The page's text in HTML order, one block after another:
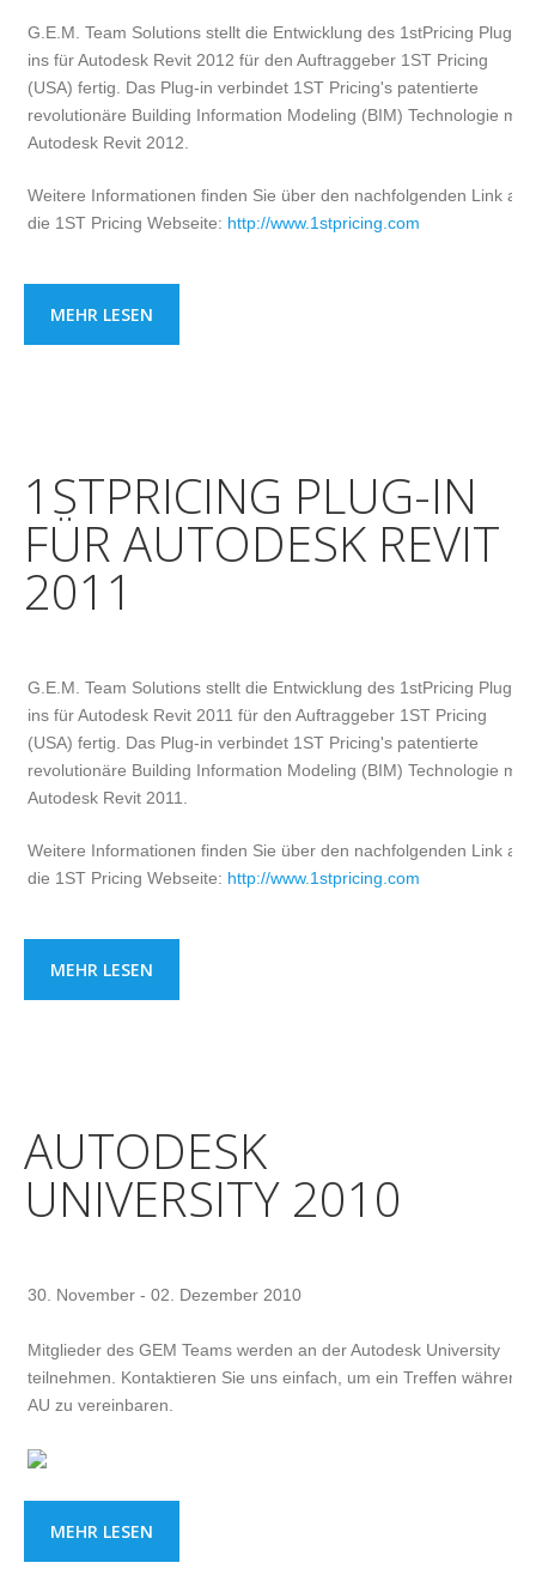
G.E.M. Team Solutions stellt die Entwicklung des 1stPricing Plug-
ins für Autodesk Revit 2012 für den Auftraggeber 1ST Pricing
(USA) fertig. Das Plug-in verbindet 1ST Pricing's patentierte
revolutionäre Building Information Modeling (BIM) Technologie mit
Autodesk Revit 2012.
Weitere Informationen finden Sie über den nachfolgenden Link auf
die 1ST Pricing Webseite: http://www.1stpricing.com
MEHR LESEN
1STPRICING PLUG-IN
FÜR AUTODESK REVIT
2011
G.E.M. Team Solutions stellt die Entwicklung des 1stPricing Plug-
ins für Autodesk Revit 2011 für den Auftraggeber 1ST Pricing
(USA) fertig. Das Plug-in verbindet 1ST Pricing's patentierte
revolutionäre Building Information Modeling (BIM) Technologie mit
Autodesk Revit 2011.
Weitere Informationen finden Sie über den nachfolgenden Link auf
die 1ST Pricing Webseite: http://www.1stpricing.com
MEHR LESEN
AUTODESK
UNIVERSITY 2010
30. November - 02. Dezember 2010
Mitglieder des GEM Teams werden an der Autodesk University
teilnehmen. Kontaktieren Sie uns einfach, um ein Treffen während
AU zu vereinbaren.
MEHR LESEN